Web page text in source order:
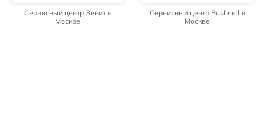
Сервисный центр Зенит в
Москве
Сервисный центр Bushnell в
Москве